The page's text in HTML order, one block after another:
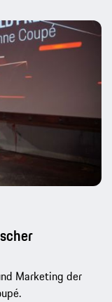
Marketing der